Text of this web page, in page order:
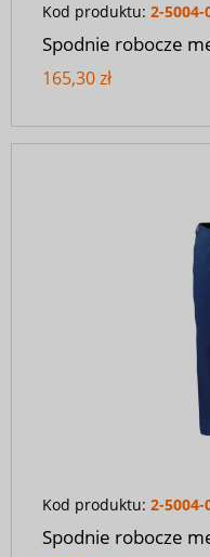
Kod produktu: 2-5004-
Spodnie robocze
165,30 zł
Kod produktu: 2-5004-
Spodnie robocze